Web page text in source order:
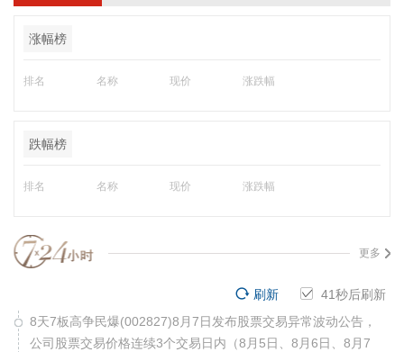
涨幅榜
排名 名称 现价 涨跌幅
跌幅榜
排名 名称 现价 涨跌幅
更多
40秒后刷新
刷新
8天7板高争民爆(002827)8月7日发布股票交易异常波动公告，
公司股票交易价格连续3个交易日内（8月5日、8月6日、8月7